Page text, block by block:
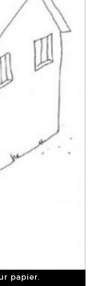
papier.